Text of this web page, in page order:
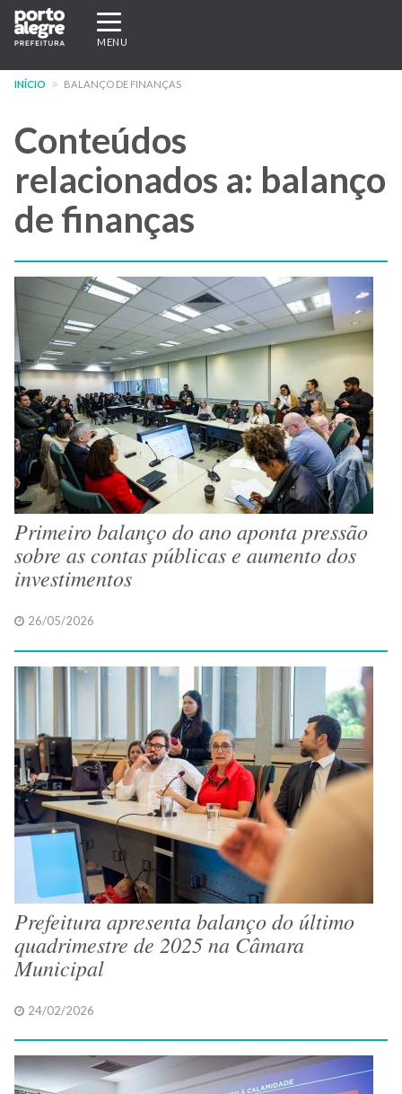
Pular
para
conteúdo
Expandir/recolher
navegação
MENU
INÍCIO BALANÇO DE FINANÇAS
Conteúdos
relacionados a: balanço
de finanças
Primeiro balanço do ano aponta pressão
sobre as contas públicas e aumento dos
investimentos
26/05/2026
Prefeitura apresenta balanço do último
quadrimestre de 2025 na Câmara
Municipal
24/02/2026